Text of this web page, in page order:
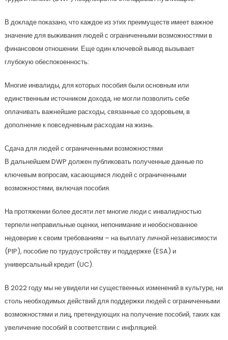
В докладе показано, что каждое из этих преимуществ имеет важное
значение для выживания людей с ограниченными возможностями в
финансовом отношении. Еще один ключевой вывод вызывает
глубокую обеспокоенность:
Многие инвалиды, для которых пособия были основным или
единственным источником дохода, не могли позволить себе
оплачивать важнейшие расходы, связанные со здоровьем, в
дополнение к повседневным расходам на жизнь.
Сдача для людей с ограниченными возможностями
В дальнейшем DWP должен публиковать полученные данные по
ключевым вопросам, касающимся людей с ограниченными
возможностями, включая пособия.
На протяжении более десяти лет многие люди с инвалидностью
терпели неправильные оценки, непонимание и необоснованное
недоверие к своим требованиям – на выплату личной независимости
(PIP), пособие по трудоустройству и поддержке (ESA) и
универсальный кредит (UC).
В 2022 году мы не увидели ни существенных изменений в культуре, ни
столь необходимых действий для поддержки людей с ограниченными
возможностями и лиц, претендующих на получение пособий, таких как
увеличение пособий в соответствии с инфляцией.